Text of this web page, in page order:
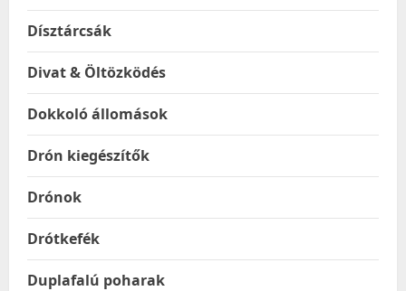
Dísztárcsák
Divat & Öltözködés
Dokkoló állomások
Drón kiegészítők
Drónok
Drótkefék
Duplafalú poharak